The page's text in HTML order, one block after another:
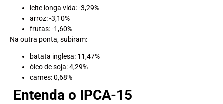
leite longa vida: -3,29%
arroz: -3,10%
frutas: -1,60%
Na outra ponta, subiram:
batata inglesa: 11,47%
óleo de soja: 4,29%
carnes: 0,68%
Entenda o IPCA-15